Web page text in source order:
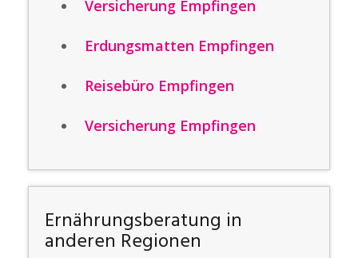
Versicherung Empfingen
Erdungsmatten Empfingen
Reisebüro Empfingen
Versicherung Empfingen
Ernährungsberatung in
anderen Regionen